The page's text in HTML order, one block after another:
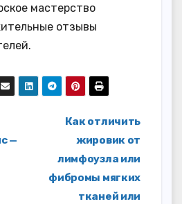
мастерство
отзывы
Как отличить
жировик от
лимфоузла или
фибромы мягких
тканей или
—